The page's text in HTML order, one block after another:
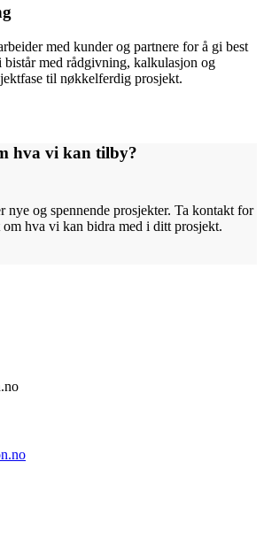
med kunder og partnere for å gi best
med rådgivning, kalkulasjon og
til nøkkelferdig prosjekt.
hva vi kan tilby?
nye og spennende prosjekter. Ta kontakt for
hva vi kan bidra med i ditt prosjekt.